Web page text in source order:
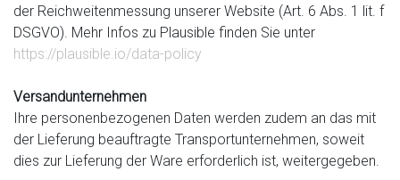
der Reichweitenmessung unserer Website (Art. 6 Abs. 1 lit. f
DSGVO). Mehr Infos zu Plausible finden Sie unter
https://plausible.io/data-policy
Versandunternehmen
Ihre personenbezogenen Daten werden zudem an das mit
der Lieferung beauftragte Transportunternehmen, soweit
dies zur Lieferung der Ware erforderlich ist, weitergegeben.